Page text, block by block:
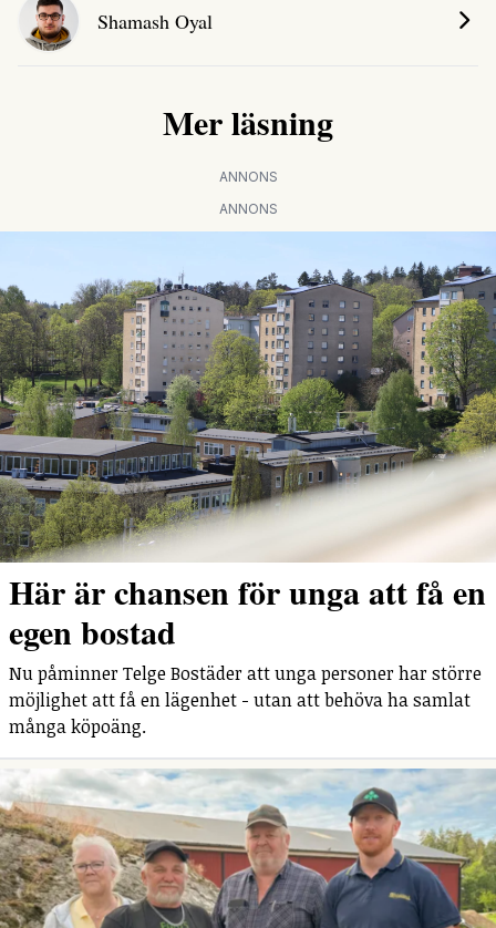
Shamash Oyal
Mer läsning
ANNONS
ANNONS
Här är chansen för unga att få en
egen bostad
Nu påminner Telge Bostäder att unga personer har större
möjlighet att få en lägenhet - utan att behöva ha samlat
många köpoäng.